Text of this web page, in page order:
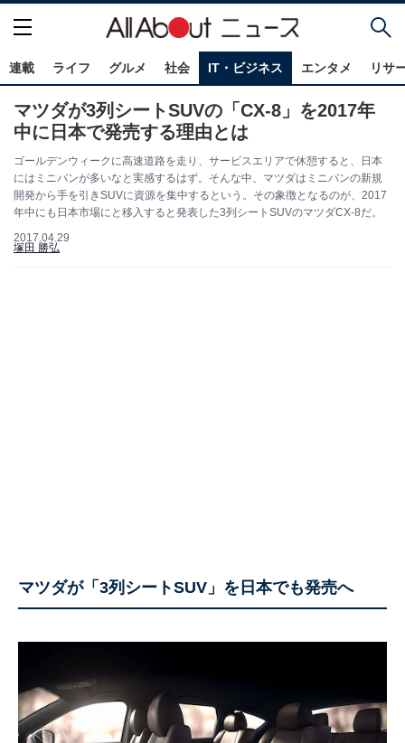
連載 ライフ グルメ 社会 IT・ビジネス エンタメ リサ
マツダが3列シートSUVの「CX-8」を2017年
中に日本で発売する理由とは
ゴールデンウィークに高速道路を走り、サービスエリアで休憩すると、日本
にはミニバンが多いなと実感するはず。そんな中、マツダはミニバンの新規
開発から手を引きSUVに資源を集中するという。その象徴となるのが、2017
年中にも日本市場にと移入すると発表した3列シートSUVのマツダCX-8だ。
2017.04.29
塚田 勝弘
マツダが「3列シートSUV」を日本でも発売へ